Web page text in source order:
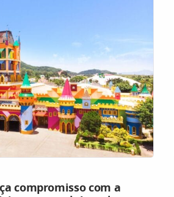
compromisso com a